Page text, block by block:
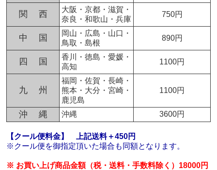
関 西
大阪・京都・滋賀・
奈良・和歌山・兵庫
750円
中 国
岡山・広島・山口・
鳥取・島根
890円
四 国
香川・徳島・愛媛・
高知
1100円
九 州
福岡・佐賀・長崎・
熊本・大分・宮崎・
鹿児島
1100円
沖 縄 沖縄 3600円
【クール便料金】
上記送料＋450円
※クール便を御指定頂いた場合も同額となります。
※ お買い上げ商品金額（税・送料・手数料除く）18000円